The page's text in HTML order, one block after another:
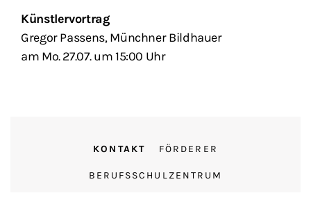
Künstlervortrag
Gregor Passens, Münchner Bildhauer
am Mo. 27.07. um 15:00 Uhr
KONTAKT FÖRDERER
BERUFSSCHULZENTRUM